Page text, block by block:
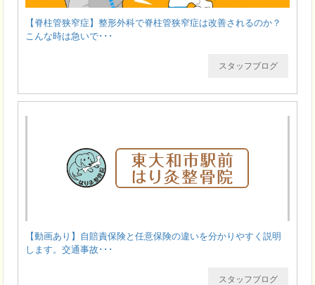
【脊柱管狭窄症】整形外科で脊柱管狭窄症は改善されるのか？
こんな時は急いで･･･
スタッフブログ
【動画あり】自賠責保険と任意保険の違いを分かりやすく説明
します。交通事故･･･
スタッフブログ